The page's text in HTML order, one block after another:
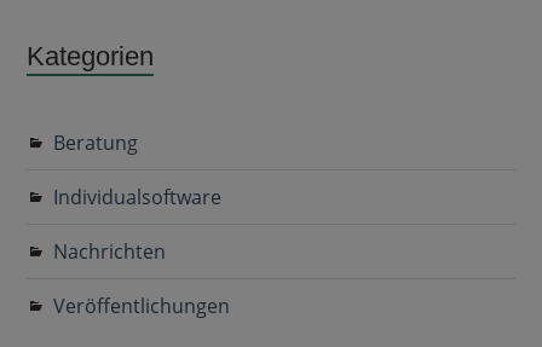
Kategorien
Beratung
Individualsoftware
Nachrichten
Veröffentlichungen